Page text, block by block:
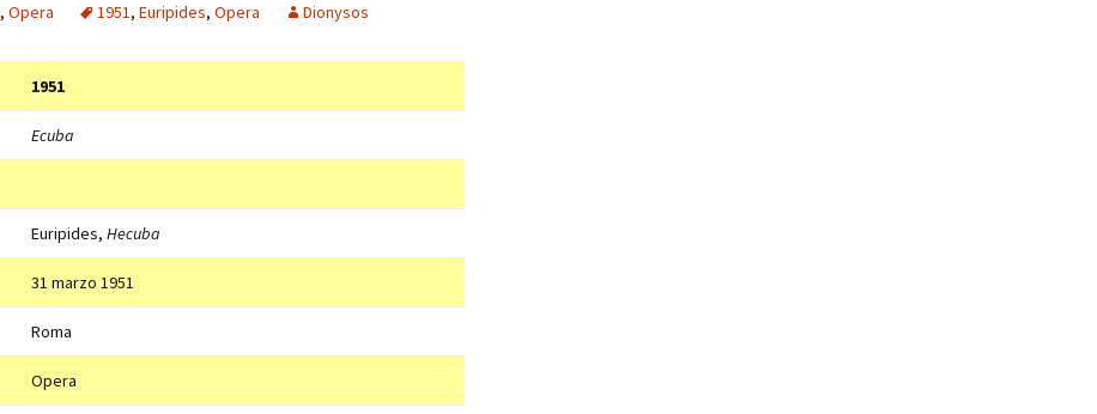
, Opera 1951, Euripides, Opera Dionysos
1951
Ecuba
Euripides, Hecuba
31 marzo 1951
Roma
Opera